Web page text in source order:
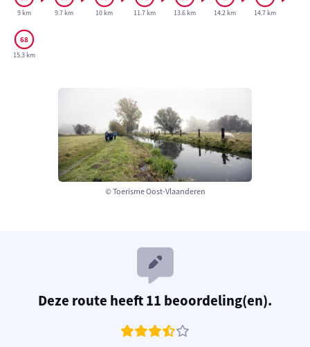
© Toerisme Oost-Vlaanderen
9 km 9.7 km 10 km 11.7 km 13.6 km 14.2 km 14.7 km
15.3 km
Deze route heeft 11 beoordeling(en).